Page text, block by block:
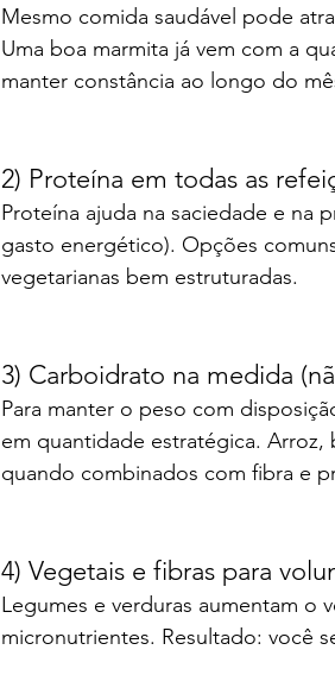
Mesmo comida saudável pode
Uma boa marmita já vem com a
manter constância ao longo do
2) Proteína em todas as
Proteína ajuda na saciedade e na
gasto energético). Opções
vegetarianas bem estruturadas.
3) Carboidrato na medida
Para manter o peso com
em quantidade estratégica. Arroz,
quando combinados com fibra e
4) Vegetais e fibras para
Legumes e verduras aumentam o
micronutrientes. Resultado: você